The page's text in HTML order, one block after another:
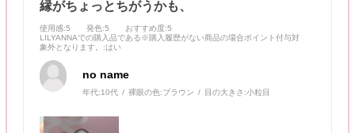
縁がちょっとちがうかも、
使用感:5 発色:5 おすすめ度:5
LILYANNAでの購入品である※購入履歴がない商品の場合ポイント付与対
象外となります。
:はい
no name
年代:10代 裸眼の色:ブラウン 目の大きさ:小粒目